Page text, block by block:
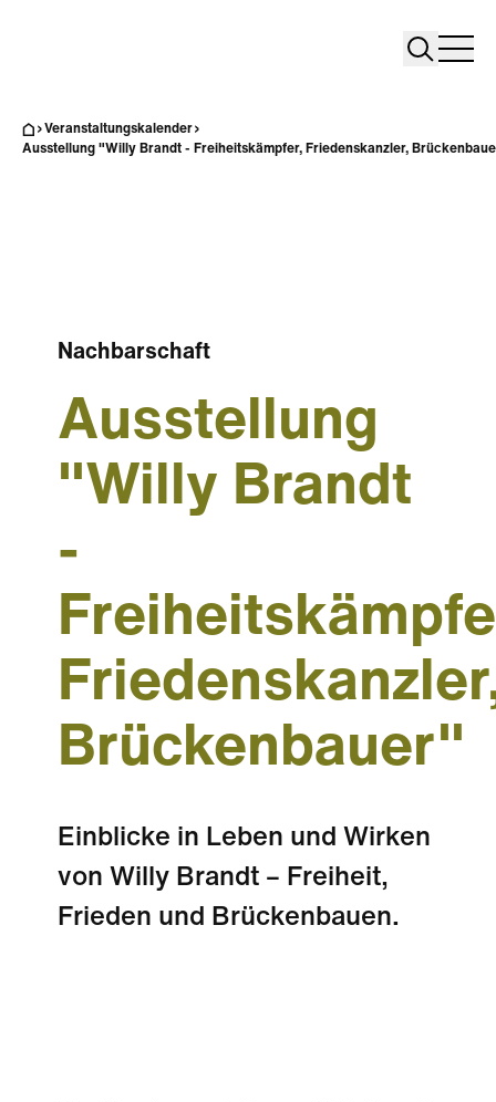
Search
Veranstaltungskalender
Ausstellung "Willy Brandt - Freiheitskämpfer, Friedenskanzler,
Nachbarschaft
Ausstellung
"Willy Brandt
-
Brückenbauer"
Einblicke in Leben und Wirken
von Willy Brandt – Freiheit,
Frieden und Brückenbauen.